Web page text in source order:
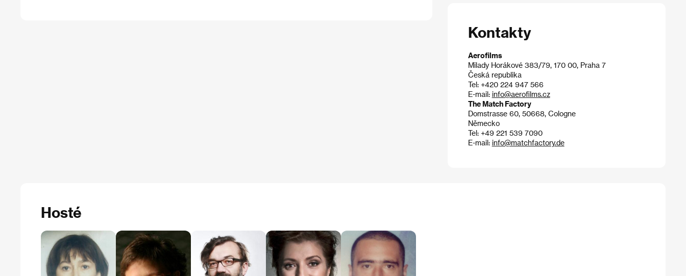
Kontakty
Aerofilms
Milady Horákové 383/79, 170 00, Praha 7
Česká republika
Tel: +420 224 947 566
E-mail: info@aerofilms.cz
The Match Factory
Domstrasse 60, 50668, Cologne
Německo
Tel: +49 221 539 7090
E-mail: info@matchfactory.de
Hosté